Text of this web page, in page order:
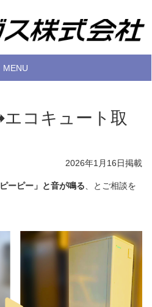
MENU
コキュート取
2026年1月16日掲載
ーピー」と音が鳴る 、とご相談を